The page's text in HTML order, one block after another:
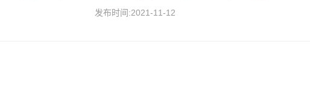
发布时间:2021-11-12